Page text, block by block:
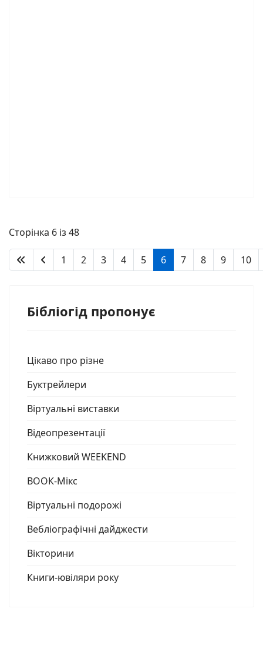
Сторінка 6 із 48
1 2 3 4 5 6 7 8 9 10
Бібліогід пропонує
Цікаво про різне
Буктрейлери
Віртуальні виставки
Відеопрезентації
Книжковий WEEKEND
ВООК-Мікс
Віртуальні подорожі
Вебліографічні дайджести
Вікторини
Книги-ювіляри року